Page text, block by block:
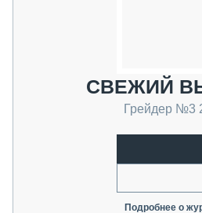
СВЕЖИЙ
Грейдер №3
Подробнее о